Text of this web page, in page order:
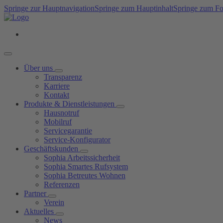
Springe zur HauptnavigationSpringe zum HauptinhaltSpringe zum
Über uns
Transparenz
Karriere
Kontakt
Produkte & Dienstleistungen
Hausnotruf
Mobilruf
Servicegarantie
Service-Konfigurator
Geschäftskunden
Sophia Arbeitssicherheit
Sophia Smartes Rufsystem
Sophia Betreutes Wohnen
Referenzen
Partner
Verein
Aktuelles
News